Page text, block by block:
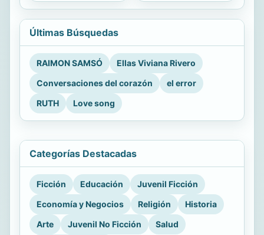
Últimas Búsquedas
RAIMON SAMSÓ
Ellas Viviana Rivero
Conversaciones del corazón
el error
RUTH
Love song
Categorías Destacadas
Ficción Educación
Juvenil Ficción
Economía y Negocios
Religión
Historia
Arte
Juvenil No Ficción Salud